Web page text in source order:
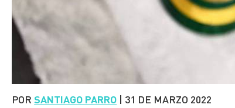
PORSANTIAGO PARRO | 31 DE MARZO 2022